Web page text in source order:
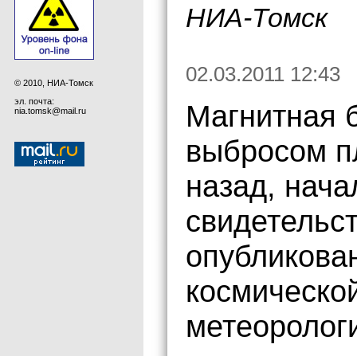
© 2010, НИА-Томск
эл. почта:
nia.tomsk@mail.ru
НИА-Томск
02.03.2011 12:43
Магнитная
выбросом
назад,